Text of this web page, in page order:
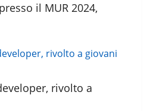
il MUR 2024,
rivolto a